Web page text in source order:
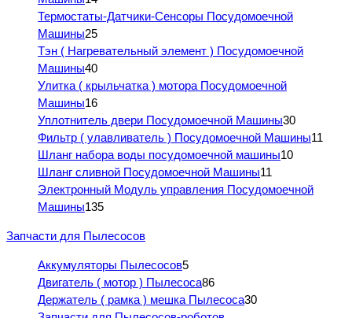
Термостаты-Датчики-Сенсоры Посудомоечной
Машины25
Тэн ( Нагревательный элемент ) Посудомоечной
Машины40
Улитка ( крыльчатка ) мотора Посудомоечной
Машины16
Уплотнитель двери Посудомоечной Машины30
Фильтр ( улавливатель ) Посудомоечной Машины11
Шланг набора воды посудомоечной машины10
Шланг сливной Посудомоечной Машины11
Электронный Модуль управления Посудомоечной
Машины135
Запчасти для Пылесосов
Аккумуляторы Пылесосов5
Двигатель ( мотор ) Пылесоса86
Держатель ( рамка ) мешка Пылесоса30